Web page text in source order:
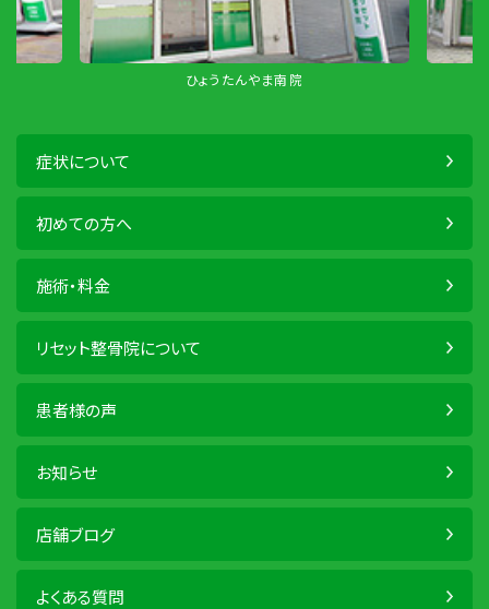
ひょうたんやま南院
症状について
初めての方へ
施術・料金
リセット整骨院について
患者様の声
お知らせ
店舗ブログ
よくある質問